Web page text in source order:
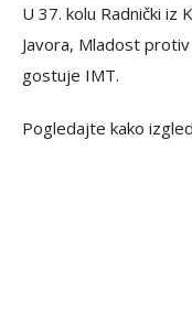
U 37. kolu Radnički
Javora, Mladost
gostuje IMT.
Pogledajte kako